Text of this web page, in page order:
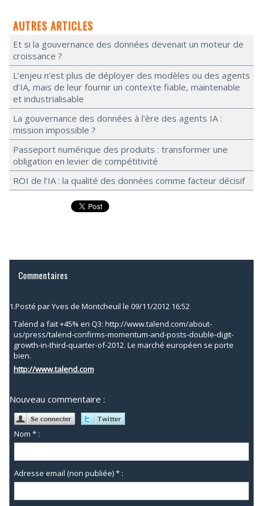
AUTRES ARTICLES
Et si la gouvernance des données devenait un moteur de
croissance ?
L’enjeu n’est plus de déployer des modèles ou des agents
d’IA, mais de leur fournir un contexte fiable, maintenable
et industrialisable
La gouvernance des données à l'ère des agents IA :
mission impossible ?
Passeport numérique des produits : transformer une
obligation en levier de compétitivité
ROI de l’IA : la qualité des données comme facteur décisif
Commentaires
1.Posté parYves de Montcheuil le 09/11/2012 16:52
Talend a fait +45% en Q3: http://www.talend.com/about-
us/press/talend-confirms-momentum-and-posts-double-digit-
growth-in-third-quarter-of-2012. Le marché européen se porte
bien.
http://www.talend.com
Nouveau commentaire :
Nom * :
Adresse email (non publiée) * :